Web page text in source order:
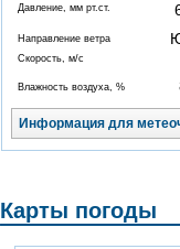
Давление, мм рт.ст.
Направление ветра
Скорость, м/с
Влажность воздуха, %
Информация для
Карты погоды